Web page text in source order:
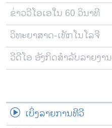
ຂ່າວວີໂອເອໃນ 60 ວິນາທີ
ວິທະຍາສາດ-ເທັກໂນໂລຈີ
ວີດີໂອ ອັງກິດສຳລັບລາຍງານ
ເບິ່ງລາຍການທີວີ